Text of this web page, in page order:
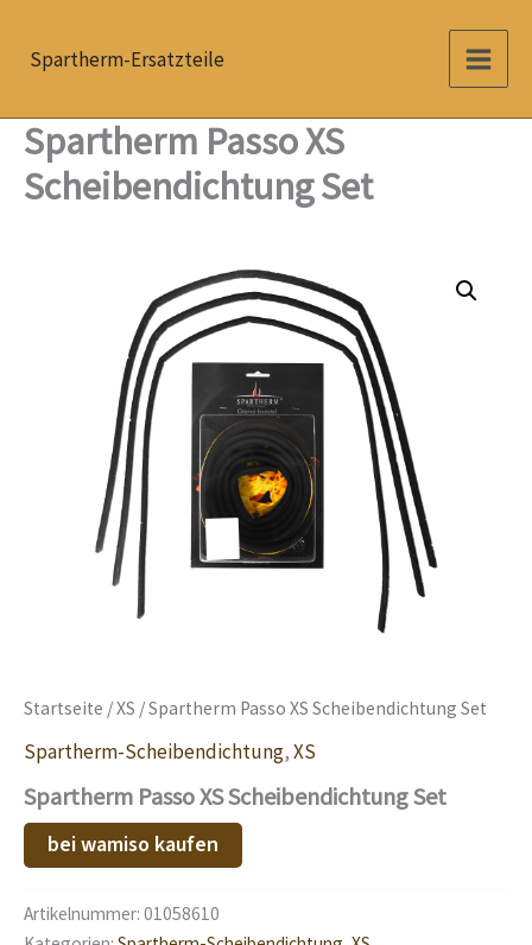
InhaltSpartherm-Ersatzteile
Spartherm Passo XS
Scheibendichtung Set
Startseite /XS / Spartherm Passo XS Scheibendichtung Set
Spartherm-Scheibendichtung,XS
Spartherm Passo XS Scheibendichtung Set
bei wamiso kaufen
Artikelnummer: 01058610